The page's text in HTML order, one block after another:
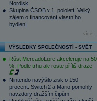
Nordisk
Skupina ČSOB v 1. pololetí: Velký
zájem o financování vlastního
bydlení
více...
VÝSLEDKY SPOLEČNOSTÍ - SVĚT
Růst MercadoLibre akceleruje na 50
%. Podle trhu ale roste příliš draze
Nintendo navýšilo zisk o 150
procent. Switch 2 a Mario pomohly
navzdory dražším čipům